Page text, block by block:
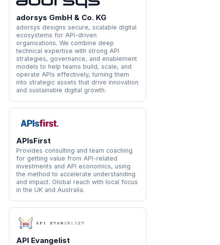
adorsys GmbH & Co. KG
adorsys designs secure, scalable digital
ecosystems for API-driven
organisations. We combine deep
technical expertise with strong API
strategies, governance, and enablement
models to help teams build, scale, and
operate APIs effectively, turning them
into strategic assets that drive innovation
and sustainable digital growth.
APIsFirst
Provides consulting and team coaching
for getting value from API-related
investments and API economics, using
the method to accelerate understanding
and impact. Global reach with local focus
in the UK and Australia.
API Evangelist